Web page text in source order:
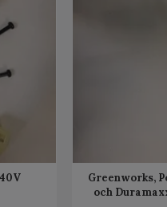
Greenworks,
och